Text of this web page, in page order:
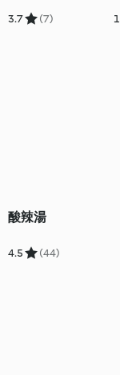
3.7 (7)
酸辣湯
4.5 (44)